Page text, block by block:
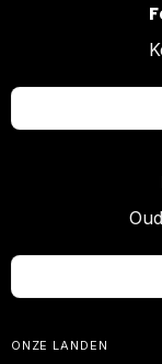
ONZE LANDEN